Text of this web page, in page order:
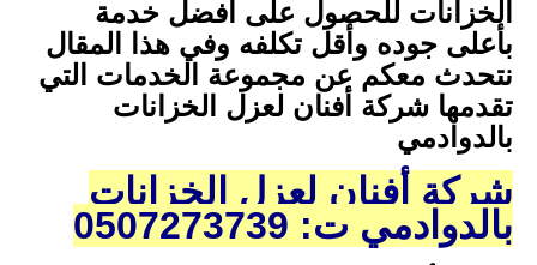
الخزانات للحصول على أفضل خدمة
بأعلى جوده وأقل تكلفه وفي هذا المقال
نتحدث معكم عن مجموعة الخدمات التي
تقدمها شركة أفنان لعزل الخزانات
بالدوادمي
شركة أفنان لعزل الخزانات
بالدوادمي ت: 0507273739